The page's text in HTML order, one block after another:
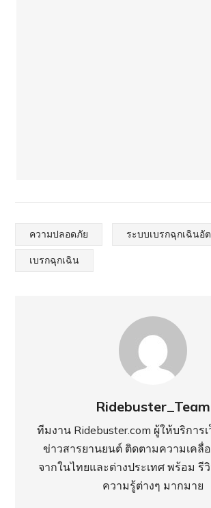
ความปลอดภัย ระบบเบรกฉุกเฉินอั
เบรกฉุกเฉิน
Ridebuster_Team
ทีมงาน Ridebuster.com ผู้ให้บริการ
ข่าวสารยานยนต์ ติดตามความเคลื่
จากในไทยและต่างประเทศ พร้อม รี
ความรู้ต่างๆ มากมาย